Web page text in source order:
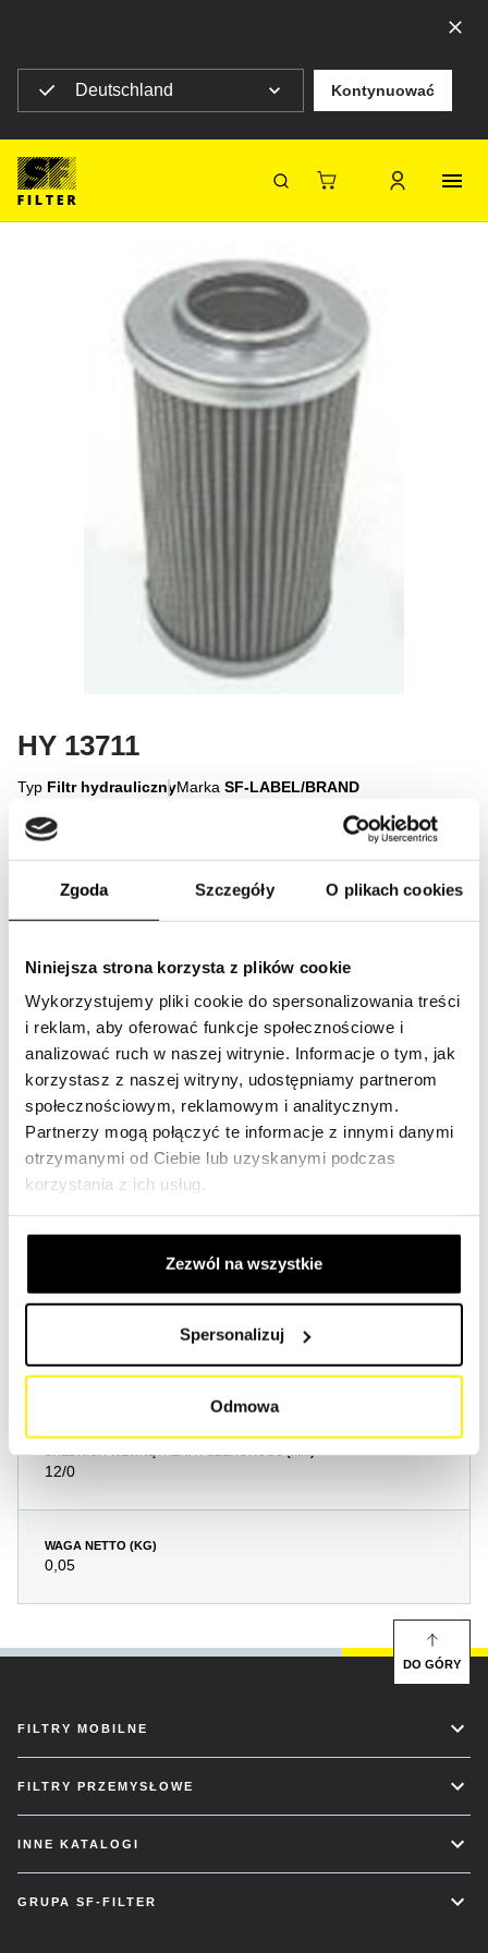
Zgoda Szczegóły O plikach cookies
Niniejsza strona korzysta z plików cookie
Wykorzystujemy pliki cookie do spersonalizowania treści
i reklam, aby oferować funkcje społecznościowe i
analizować ruch w naszej witrynie. Informacje o tym, jak
korzystasz z naszej witryny, udostępniamy partnerom
społecznościowym, reklamowym i analitycznym.
Partnerzy mogą połączyć te informacje z innymi danymi
otrzymanymi od Ciebie lub uzyskanymi podczas
korzystania z ich usług.
Zezwól na wszystkie
Spersonalizuj
Odmowa
Deutschland Kontynuować
SF-Filter
Powrót
HY 13711
Typ Filtr hydraulicznyMarka SF-LABEL/BRAND
Utwórz konto Utwórz konto
Specyfikacja produktu
35
12/0
WAGA NETTO (KG)
0,05
FILTRY MOBILNE
FILTRY PRZEMYSŁOWE
INNE KATALOGI
GRUPA SF-FILTER
DO GÓRY